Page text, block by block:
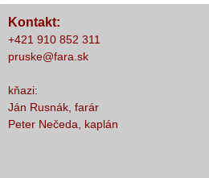
nič nestalo, lebo čo by sme si bez Teba
počali?
Kontakt:
+421 910 852 311
pruske@fara.sk
kňazi:
Ján Rusnák, farár
Peter Nečeda, kaplán